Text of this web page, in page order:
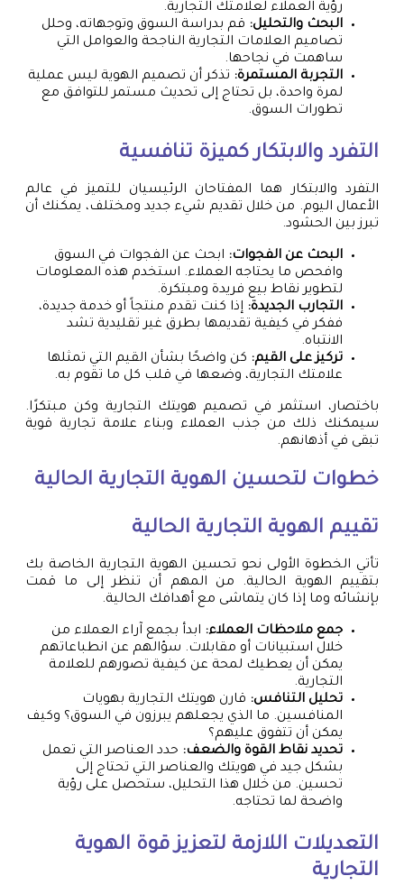
رؤية العملاء لعلامتك التجارية.
البحث والتحليل: قم بدراسة السوق وتوجهاته، وحلل
تصاميم العلامات التجارية الناجحة والعوامل التي
ساهمت في نجاحها.
التجربة المستمرة: تذكر أن تصميم الهوية ليس عملية
لمرة واحدة، بل تحتاج إلى تحديث مستمر للتوافق مع
تطورات السوق.
التفرد والابتكار كميزة تنافسية
التفرد والابتكار هما المفتاحان الرئيسيان للتميز في عالم
الأعمال اليوم. من خلال تقديم شيء جديد ومختلف، يمكنك أن
تبرز بين الحشود.
البحث عن الفجوات: ابحث عن الفجوات في السوق
وافحص ما يحتاجه العملاء. استخدم هذه المعلومات
لتطوير نقاط بيع فريدة ومبتكرة.
التجارب الجديدة: إذا كنت تقدم منتجاً أو خدمة جديدة،
ففكر في كيفية تقديمها بطرق غير تقليدية تشد
الانتباه.
تركيز على القيم: كن واضحًا بشأن القيم التي تمثلها
علامتك التجارية، وضعها في قلب كل ما تقوم به.
باختصار، استثمر في تصميم هويتك التجارية وكن مبتكرًا.
سيمكنك ذلك من جذب العملاء وبناء علامة تجارية قوية
تبقى في أذهانهم.
خطوات لتحسين الهوية التجارية الحالية
تقييم الهوية التجارية الحالية
تأتي الخطوة الأولى نحو تحسين الهوية التجارية الخاصة بك
بتقييم الهوية الحالية. من المهم أن تنظر إلى ما قمت
بإنشائه وما إذا كان يتماشى مع أهدافك الحالية.
جمع ملاحظات العملاء: ابدأ بجمع آراء العملاء من
خلال استبيانات أو مقابلات. سؤالهم عن انطباعاتهم
يمكن أن يعطيك لمحة عن كيفية تصورهم للعلامة
التجارية.
تحليل التنافس: قارن هويتك التجارية بهويات
المنافسين. ما الذي يجعلهم يبرزون في السوق؟ وكيف
يمكن أن تتفوق عليهم؟
تحديد نقاط القوة والضعف: حدد العناصر التي تعمل
بشكل جيد في هويتك والعناصر التي تحتاج إلى
تحسين. من خلال هذا التحليل، ستحصل على رؤية
واضحة لما تحتاجه.
التعديلات اللازمة لتعزيز قوة الهوية
التجارية